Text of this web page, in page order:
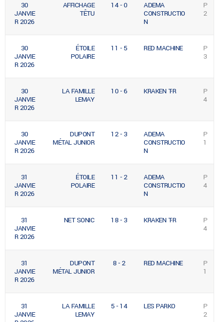
30
JANVIE
R 2026
AFFICHAGE
TÊTU
14 - 0
ADEMA
CONSTRUCTIO
N
P
2
30
JANVIE
R 2026
ÉTOILE
POLAIRE
11 - 5 RED MACHINE
P
3
30
JANVIE
R 2026
LA FAMILLE
LEMAY
10 - 6 KRAKEN T-R
P
4
30
JANVIE
R 2026
DUPONT
MÉTAL JUNIOR
12 - 3
ADEMA
CONSTRUCTIO
N
P
1
31
JANVIE
R 2026
ÉTOILE
POLAIRE
11 - 2
ADEMA
CONSTRUCTIO
N
P
4
31
JANVIE
R 2026
NET SONIC 18 - 3 KRAKEN T-R
P
4
31
JANVIE
R 2026
DUPONT
MÉTAL JUNIOR
8 - 2 RED MACHINE
P
1
31
JANVIE
LA FAMILLE
LEMAY
5 - 14 LES PARKO
P
2